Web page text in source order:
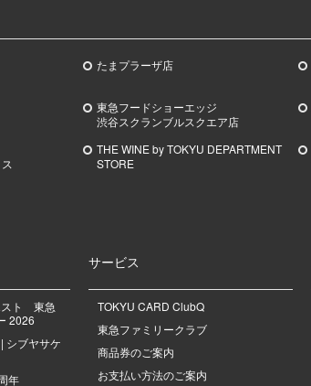
たまプラーザ店
東急フードショーエッジ
渋谷スクランブルスクエア店
THE WINE by TOKYU DEPARTMENT
STORE
スト 東急
2026
シブヤサケ
年
サービス
TOKYU CARD ClubQ
東急ファミリークラブ
商品券のご案内
お支払い方法のご案内